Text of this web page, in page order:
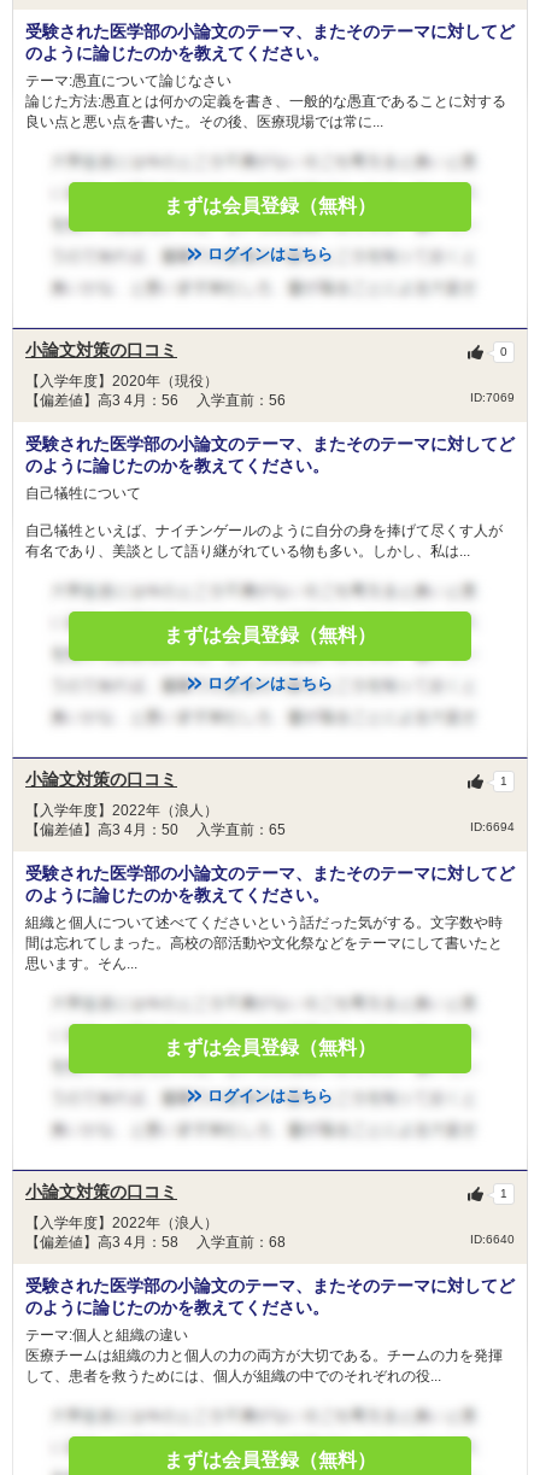
受験された医学部の小論文のテーマ、またそのテーマに対してど
のように論じたのかを教えてください。
テーマ:愚直について論じなさい
論じた方法:愚直とは何かの定義を書き、一般的な愚直であることに対する
良い点と悪い点を書いた。その後、医療現場では常に...
まずは会員登録（無料）
ログインはこちら
小論文対策の口コミ
【入学年度】2020年（現役）
【偏差値】高3 4月：56 入学直前：56
ID:7069
0
受験された医学部の小論文のテーマ、またそのテーマに対してど
のように論じたのかを教えてください。
自己犠牲について
自己犠牲といえば、ナイチンゲールのように自分の身を捧げて尽くす人が
有名であり、美談として語り継がれている物も多い。しかし、私は...
まずは会員登録（無料）
ログインはこちら
小論文対策の口コミ
【入学年度】2022年（浪人）
【偏差値】高3 4月：50 入学直前：65
ID:6694
1
受験された医学部の小論文のテーマ、またそのテーマに対してど
のように論じたのかを教えてください。
組織と個人について述べてくださいという話だった気がする。文字数や時
間は忘れてしまった。高校の部活動や文化祭などをテーマにして書いたと
思います。そん...
まずは会員登録（無料）
ログインはこちら
小論文対策の口コミ
【入学年度】2022年（浪人）
【偏差値】高3 4月：58 入学直前：68
ID:6640
1
受験された医学部の小論文のテーマ、またそのテーマに対してど
のように論じたのかを教えてください。
テーマ:個人と組織の違い
医療チームは組織の力と個人の力の両方が大切である。チームの力を発揮
して、患者を救うためには、個人が組織の中でのそれぞれの役...
まずは会員登録（無料）